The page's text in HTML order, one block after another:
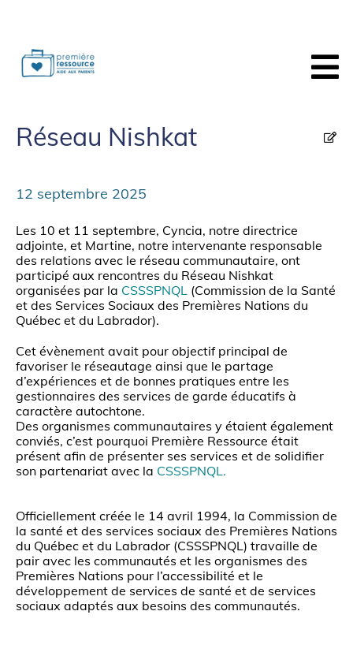
Réseau Nishkat
12 septembre 2025
Les 10 et 11 septembre, Cyncia, notre directrice
adjointe, et Martine, notre intervenante responsable
des relations avec le réseau communautaire, ont
participé aux rencontres du Réseau Nishkat
organisées par la CSSSPNQL (Commission de la Santé
et des Services Sociaux des Premières Nations du
Québec et du Labrador).
Cet évènement avait pour objectif principal de
favoriser le réseautage ainsi que le partage
d’expériences et de bonnes pratiques entre les
gestionnaires des services de garde éducatifs à
caractère autochtone.
Des organismes communautaires y étaient également
conviés, c’est pourquoi Première Ressource était
présent afin de présenter ses services et de solidifier
son partenariat avec la CSSSPNQL.
Officiellement créée le 14 avril 1994, la Commission de
la santé et des services sociaux des Premières Nations
du Québec et du Labrador (CSSSPNQL) travaille de
pair avec les communautés et les organismes des
Premières Nations pour l’accessibilité et le
développement de services de santé et de services
sociaux adaptés aux besoins des communautés.